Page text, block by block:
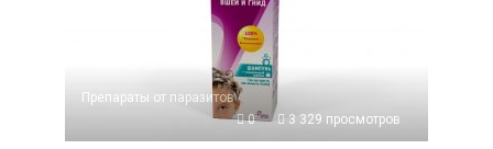
Препараты от паразитов
0
3 329 просмотров